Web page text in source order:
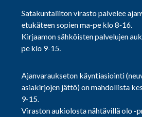
Satakuntaliiton virasto palvelee
etukäteen sopien ma-pe klo 8-16.
Kirjaamon sähköisten palvelujen
pe klo 9-15.
Ajanvaraukseton käyntiasiointi
asiakirjojen jättö) on mahdollista
9-15.
Viraston aukiolosta nähtävillä olo -